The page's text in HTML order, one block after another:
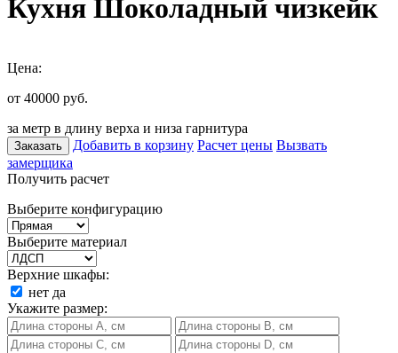
Кухня Шоколадный чизкейк
Цена:
от 40000 руб.
за метр в длину верха и низа гарнитура
Заказать Добавить в корзину Расчет цены Вызвать
замерщика
Получить расчет
Выберите конфигурацию
Выберите материал
Верхние шкафы:
нет да
Укажите размер: